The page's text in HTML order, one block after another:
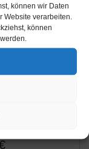
können wir Daten
verarbeiten.
können